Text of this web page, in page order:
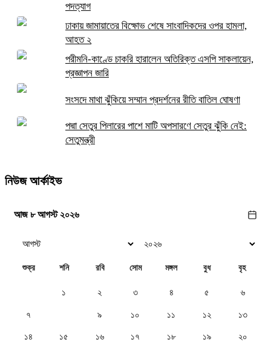
পদত্যাগ
ঢাকায় জামায়াতের বিক্ষোভ শেষে সাংবাদিকদের ওপর হামলা,
আহত ২
পরীমনি-কাণ্ডে চাকরি হারালেন অতিরিক্ত এসপি সাকলায়েন,
প্রজ্ঞাপন জারি
সংসদে মাথা ঝুঁকিয়ে সম্মান প্রদর্শনের রীতি বাতিল ঘোষণা
পদ্মা সেতুর পিলারের পাশে মাটি অপসারণে সেতুর ঝুঁকি নেই:
সেতুমন্ত্রী
নিউজ আর্কাইভ
আজ ৮ আগস্ট ২০২৬
শুক্র শনি রবি সোম মঙ্গল বুধ বৃহ
১ ২ ৩ ৪ ৫ ৬
৭ ৯ ১০ ১১ ১২ ১৩
১৪ ১৫ ১৬ ১৭ ১৮ ১৯ ২০